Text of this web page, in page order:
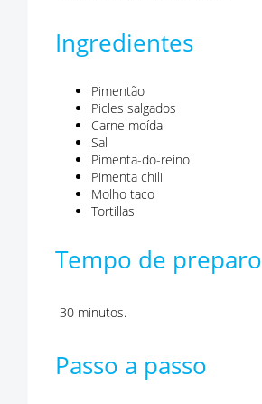
Ingredientes
Pimentão
Picles salgados
Carne moída
Sal
Pimenta-do-reino
Pimenta chili
Molho taco
Tortillas
Tempo de preparo
30 minutos.
Passo a passo